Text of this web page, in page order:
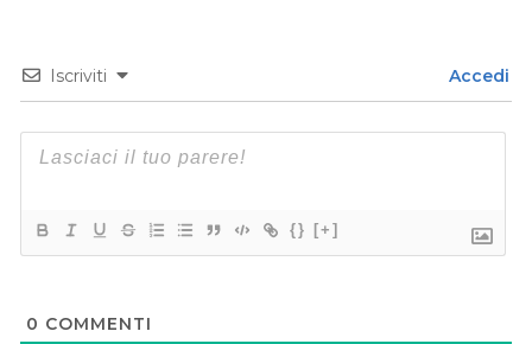
Iscriviti Accedi
{} [+]
0 COMMENTI